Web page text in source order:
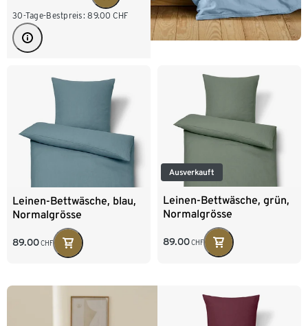
30-Tage-Bestpreis: 89.00 CHF
Leinen-Bettwäsche, blau,
Normalgrösse
89.00CHF
Ausverkauft
Leinen-Bettwäsche, grün,
Normalgrösse
89.00CHF